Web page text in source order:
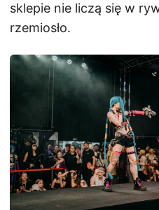
sklepie nie liczą się w
rzemiosło.